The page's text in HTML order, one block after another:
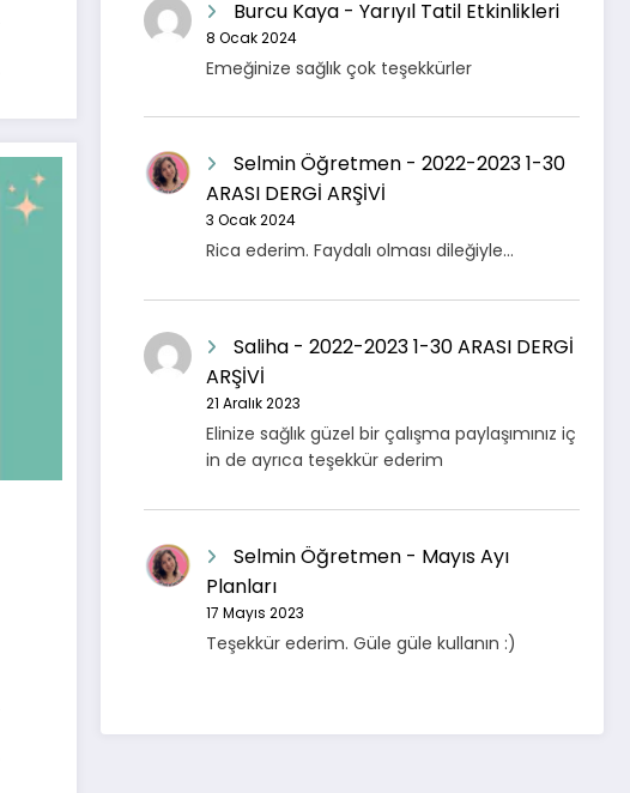
Burcu Kaya -Yarıyıl Tatil Etkinlikleri
8 Ocak 2024
Emeğinize sağlık çok teşekkürler
Selmin Öğretmen -2022-2023 1-30
ARASI DERGİ ARŞİVİ
3 Ocak 2024
Rica ederim. Faydalı olması dileğiyle...
Saliha -2022-2023 1-30 ARASI DERGİ
ARŞİVİ
21 Aralık 2023
Elinize sağlık güzel bir çalışma paylaşımınız iç
in de ayrıca teşekkür ederim
Selmin Öğretmen - Mayıs Ayı
Planları
17 Mayıs 2023
Teşekkür ederim. Güle güle kullanın :)